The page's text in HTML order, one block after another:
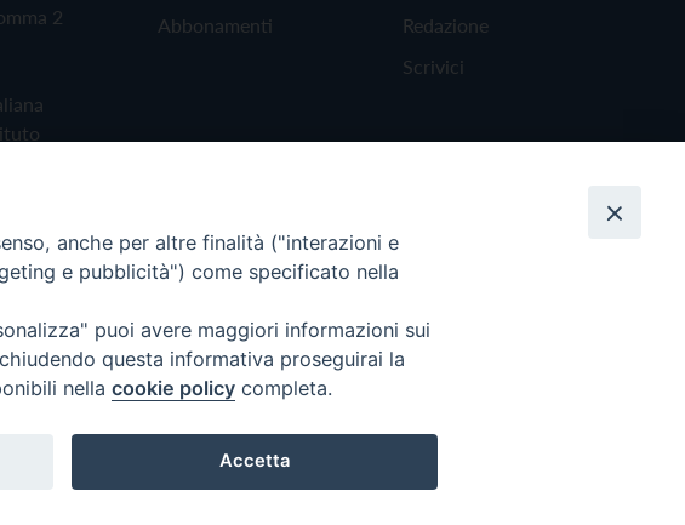
2
Abbonamenti
Redazione
Scrivici
anche per altre finalità ("interazioni e
e pubblicità") come specificato nella
puoi avere maggiori informazioni sui
questa informativa proseguirai la
nella cookie policy completa.
Accetta